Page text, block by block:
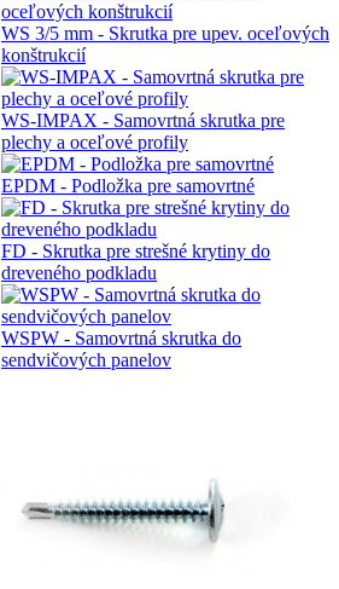
WS 3/5 mm - Skrutka pre upev. oceľových
konštrukcií
WS-IMPAX - Samovrtná skrutka pre
plechy a oceľové profily
EPDM - Podložka pre samovrtné
FD - Skrutka pre strešné krytiny do
dreveného podkladu
WSPW - Samovrtná skrutka do
sendvičových panelov